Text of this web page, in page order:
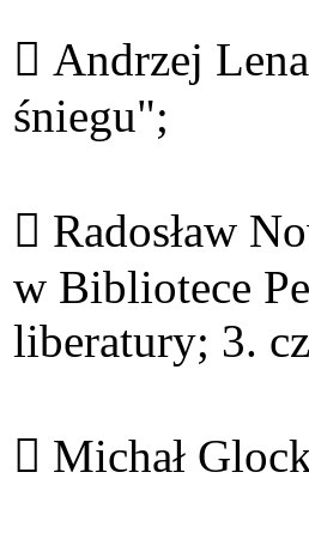
 Andrzej
śniegu";
 Radosław
w Bibliotece
liberatury; 3.
 Michał